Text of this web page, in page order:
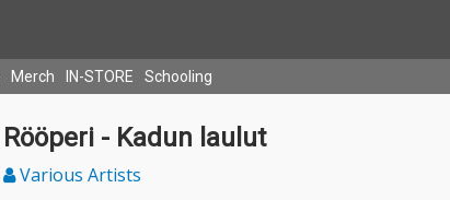
Merch IN-STORE Schooling
Rööperi - Kadun laulut
Various Artists